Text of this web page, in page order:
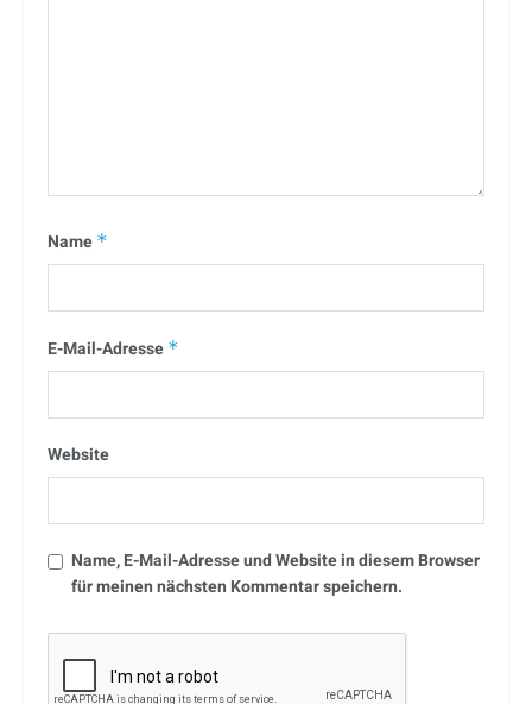
Name *
E-Mail-Adresse *
Website
Name, E-Mail-Adresse und Website in diesem Browser
für meinen nächsten Kommentar speichern.